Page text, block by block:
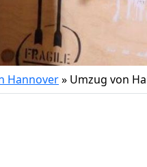
Hannover» Umzug von